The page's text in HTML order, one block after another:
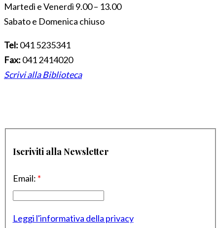
Martedì e Venerdì 9.00 – 13.00
Sabato e Domenica chiuso
Tel: 041 5235341
Fax: 041 2414020
Scrivi alla Biblioteca
Iscriviti alla Newsletter
Email: *
Leggi l'informativa della privacy